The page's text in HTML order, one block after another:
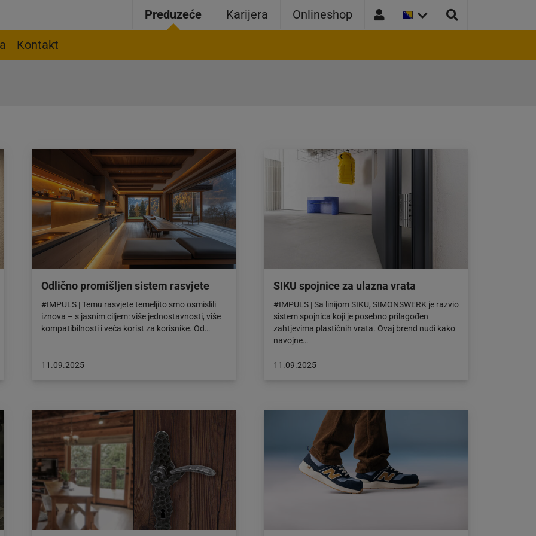
Preduzeće Karijera Onlineshop
VERZIJA
ZEMLJE:
HERCEGOVINA
Kontakt
Odlično promišljen sistem rasvjete
#IMPULS | Temu rasvjete temeljito smo osmislili
iznova – s jasnim ciljem: više jednostavnosti, više
kompatibilnosti i veća korist za korisnike. Od…
Objava
11.09.2025
SIKU spojnice za ulazna vrata
#IMPULS | Sa linijom SIKU, SIMONSWERK je razvio
sistem spojnica koji je posebno prilagođen
zahtjevima plastičnih vrata. Ovaj brend nudi kako
navojne…
Objava
11.09.2025